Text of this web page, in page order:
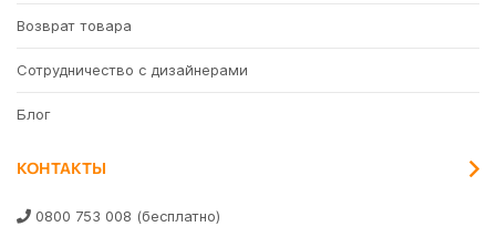
Возврат товара
Сотрудничество с дизайнерами
Блог
КОНТАКТЫ
0800 753 008 (бесплатно)